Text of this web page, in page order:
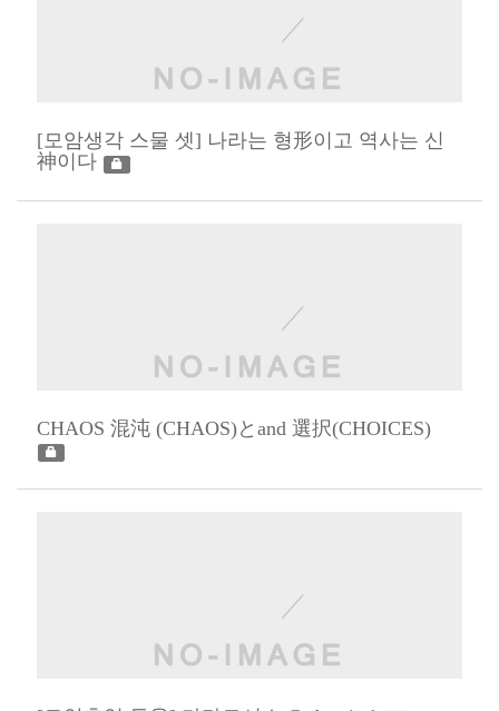
[모암생각 스물 셋] 나라는 형形이고 역사는 신
神이다
CHAOS 混沌 (CHAOS)とand 選択(CHOICES)